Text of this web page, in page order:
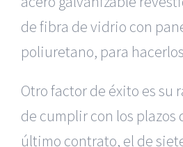
de fibra de vidrio con
poliuretano, para
Otro factor de éxito es su
de cumplir con los plazos
último contrato, el de